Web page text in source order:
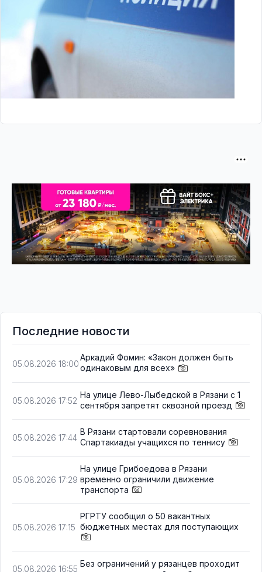
Последние новости
05.08.2026 18:00
Аркадий Фомин: «Закон должен быть
одинаковым для всех»
05.08.2026 17:52
На улице Лево-Лыбедской в Рязани с 1
сентября запретят сквозной проезд
05.08.2026 17:44
В Рязани стартовали соревнования
Спартакиады учащихся по теннису
05.08.2026 17:29
На улице Грибоедова в Рязани
временно ограничили движение
транспорта
05.08.2026 17:15
РГРТУ сообщил о 50 вакантных
бюджетных местах для поступающих
05.08.2026 16:55
Без ограничений у рязанцев проходит